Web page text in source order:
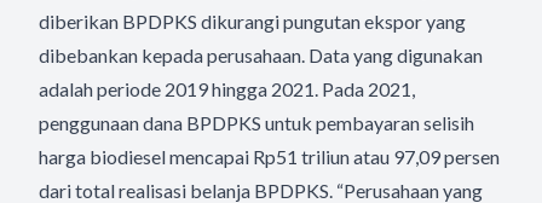
diberikan BPDPKS dikurangi pungutan ekspor yang
dibebankan kepada perusahaan. Data yang digunakan
adalah periode 2019 hingga 2021. Pada 2021,
penggunaan dana BPDPKS untuk pembayaran selisih
harga biodiesel mencapai Rp51 triliun atau 97,09 persen
dari total realisasi belanja BPDPKS. “Perusahaan yang